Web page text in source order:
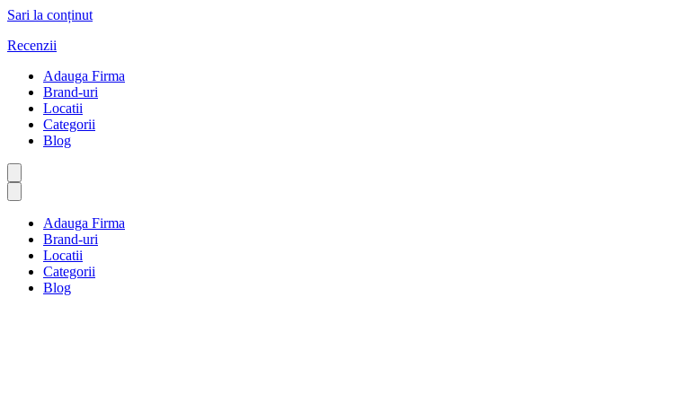
Sari la conținut
Recenzii
Adauga Firma
Brand-uri
Locatii
Categorii
Blog
Adauga Firma
Brand-uri
Locatii
Categorii
Blog